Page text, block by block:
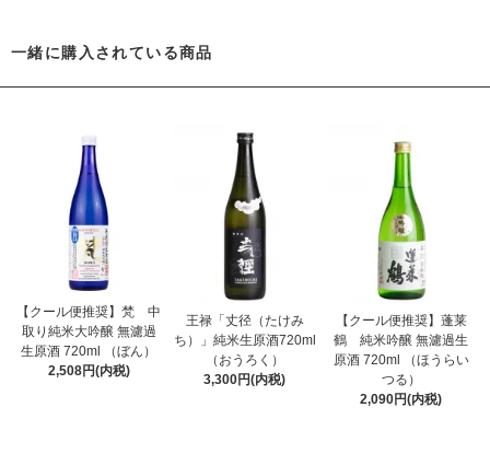
一緒に購入されている商品
【クール便推奨】梵 中
取り純米大吟醸 無濾過
生原酒 720ml （ぼん）
2,508円(内税)
王禄「丈径（たけみ
ち）」純米生原酒720ml
（おうろく）
3,300円(内税)
【クール便推奨】蓬莱
鶴 純米吟醸 無濾過生
原酒 720ml （ほうらい
つる）
2,090円(内税)